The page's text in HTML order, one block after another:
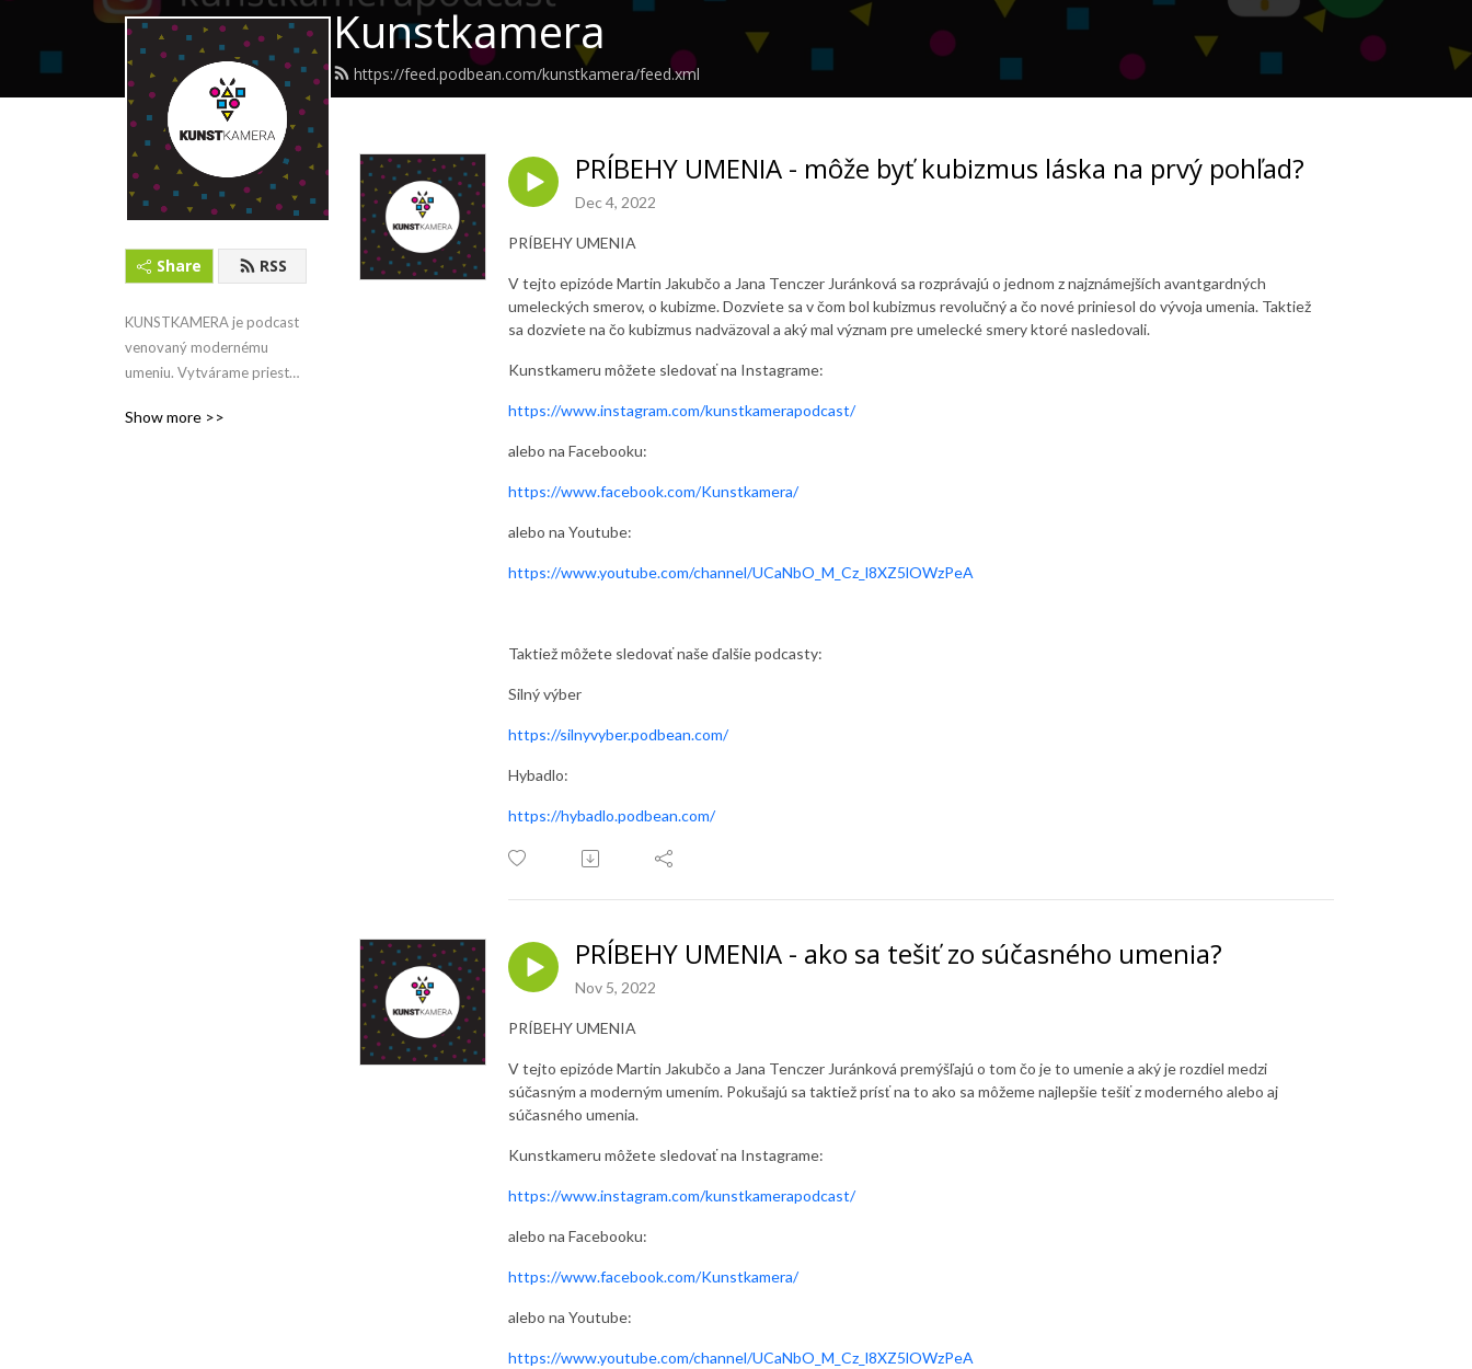
Kunstkamera
https://feed.podbean.com/kunstkamera/feed.xml
Share RSS
KUNSTKAMERA je podcast
venovaný modernému
umeniu. Vytvárame priestor
iniciatívy a tvorcovia
Show more >>
PRÍBEHY UMENIA - môže byť kubizmus láska na prvý pohľad?
Dec 4, 2022
PRÍBEHY UMENIA
V tejto epizóde Martin Jakubčo a Jana Tenczer Juránková sa rozprávajú o jednom z najznámejších avantgardných
umeleckých smerov, o kubizme. Dozviete sa v čom bol kubizmus revolučný a čo nové priniesol do vývoja umenia. Taktiež
sa dozviete na čo kubizmus nadväzoval a aký mal význam pre umelecké smery ktoré nasledovali.
Kunstkameru môžete sledovať na Instagrame:
https://www.instagram.com/kunstkamerapodcast/
alebo na Facebooku:
https://www.facebook.com/Kunstkamera/
alebo na Youtube:
https://www.youtube.com/channel/UCaNbO_M_Cz_l8XZ5lOWzPeA
Taktiež môžete sledovať naše ďalšie podcasty:
Silný výber
https://silnyvyber.podbean.com/
Hybadlo:
https://hybadlo.podbean.com/
PRÍBEHY UMENIA - ako sa tešiť zo súčasného umenia?
Nov 5, 2022
PRÍBEHY UMENIA
V tejto epizóde Martin Jakubčo a Jana Tenczer Juránková premýšľajú o tom čo je to umenie a aký je rozdiel medzi
súčasným a moderným umením. Pokušajú sa taktiež prísť na to ako sa môžeme najlepšie tešiť z moderného alebo aj
súčasného umenia.
Kunstkameru môžete sledovať na Instagrame:
https://www.instagram.com/kunstkamerapodcast/
alebo na Facebooku:
https://www.facebook.com/Kunstkamera/
alebo na Youtube:
https://www.youtube.com/channel/UCaNbO_M_Cz_l8XZ5lOWzPeA